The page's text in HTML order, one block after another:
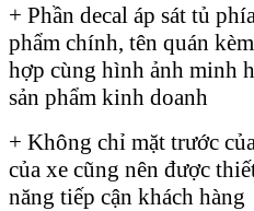
+ Phần decal áp sát tủ
phẩm chính, tên quán
hợp cùng hình ảnh minh
sản phẩm kinh doanh
+ Không chỉ mặt trước
của xe cũng nên được
năng tiếp cận khách hàng